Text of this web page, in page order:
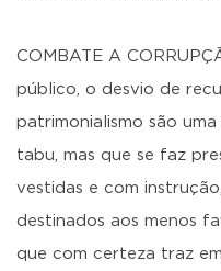
COMBATE A
público, o desvio de
patrimonialismo são
tabu, mas que se faz
vestidas e com
destinados aos menos
que com certeza traz